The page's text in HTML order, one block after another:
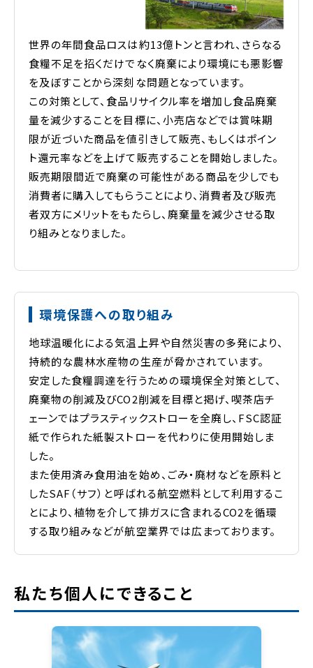
世界の年間食品ロスは約13億トンと言われ、さらなる
食糧不足を招くだけでなく廃棄により環境にも悪影響
を及ぼすことから深刻な問題となっています。
この対策として、食品リサイクル率を増加し食品廃棄
量を減少することを目標に、小売店などでは賞味期
限が近づいた商品を値引きして販売、もしくはポイン
ト還元率などを上げて販売することを開始しました。
販売期限間近で廃棄の可能性がある商品を少しでも
消費者に購入してもらうことにより、消費者及び販売
者双方にメリットをもたらし、廃棄量を減少させる取
り組みとなりました。
環境保護への取り組み
地球温暖化による気温上昇や自然災害の多発により、
持続的な農林水産物の生産が脅かされています。
安定した食糧調達を行うための環境保全対策として、
廃棄物の削減及びCO2削減を目標と掲げ、喫茶店チ
ェーンではプラスティックストローを全廃し、FSC認証
紙で作られた紙製ストローを代わりに使用開始しま
した。
また使用済み食用油を始め、ごみ・廃材などを原料と
したSAF（サフ）と呼ばれる航空燃料として利用するこ
とにより、植物を介して排ガスに含まれるCO2を循環
する取り組みなどが航空業界では広まっております。
私たち個人にできること